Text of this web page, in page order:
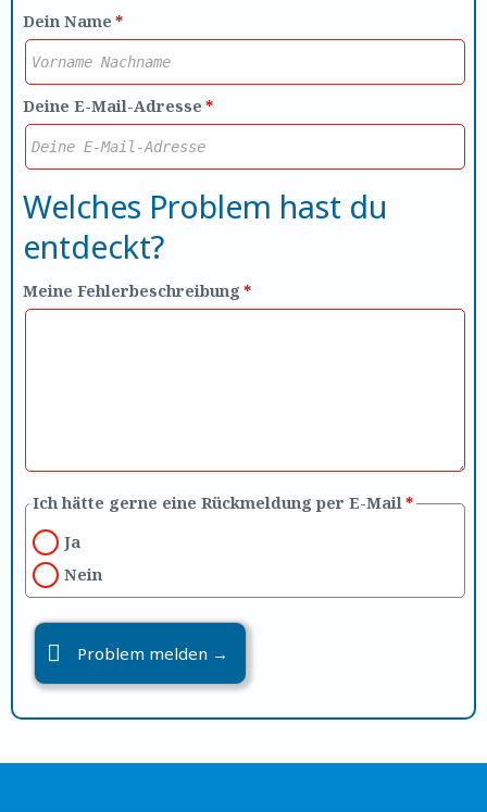
Dein Name *
Deine E-Mail-Adresse *
Welches Problem hast du
entdeckt?
Meine Fehlerbeschreibung *
Ich hätte gerne eine Rückmeldung per E-Mail*
Ja
Nein